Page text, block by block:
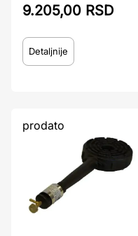
9.205,00 RSD
Detaljnije
prodato